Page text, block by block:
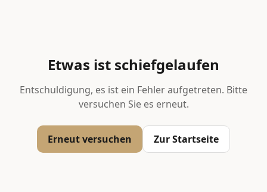
Etwas ist schiefgelaufen
Entschuldigung, es ist ein Fehler aufgetreten. Bitte
versuchen Sie es erneut.
Erneut versuchen Zur Startseite